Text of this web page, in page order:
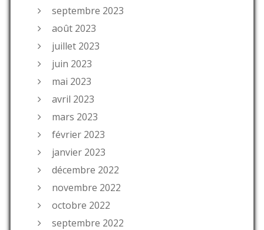
septembre 2023
août 2023
juillet 2023
juin 2023
mai 2023
avril 2023
mars 2023
février 2023
janvier 2023
décembre 2022
novembre 2022
octobre 2022
septembre 2022